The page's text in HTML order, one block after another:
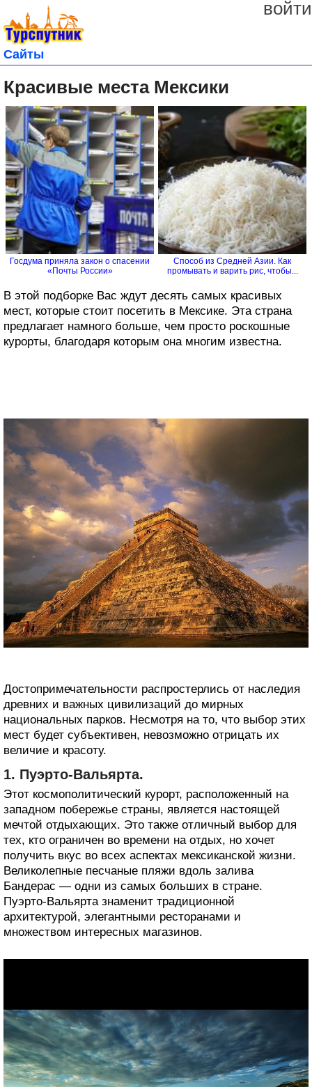
войти
Сайты
Красивые места Мексики
Госдума приняла закон о спасении
«Почты России»
Способ из Средней Азии. Как
промывать и варить рис, чтобы...
В этой подборке Вас ждут десять самых красивых
мест, которые стоит посетить в Мексике. Эта страна
предлагает намного больше, чем просто роскошные
курорты, благодаря которым она многим известна.
Достопримечательности распростерлись от наследия
древних и важных цивилизаций до мирных
национальных парков. Несмотря на то, что выбор этих
мест будет субъективен, невозможно отрицать их
величие и красоту.
1. Пуэрто-Вальярта.
Этот космополитический курорт, расположенный на
западном побережье страны, является настоящей
мечтой отдыхающих. Это также отличный выбор для
тех, кто ограничен во времени на отдых, но хочет
получить вкус во всех аспектах мексиканской жизни.
Великолепные песчаные пляжи вдоль залива
Бандерас — одни из самых больших в стране.
Пуэрто-Вальярта знаменит традиционной
архитектурой, элегантными ресторанами и
множеством интересных магазинов.